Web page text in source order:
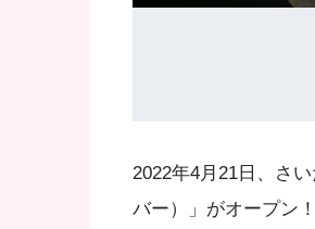
2022年4月21日、さ
バー）」がオープン！